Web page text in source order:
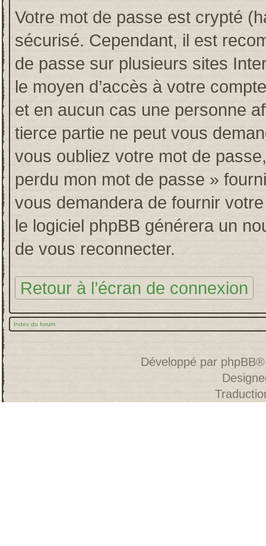
Votre mot de passe est crypté
sécurisé. Cependant, il est
de passe sur plusieurs sites
le moyen d’accès à votre
et en aucun cas une personne
tierce partie ne peut vous
vous oubliez votre mot de
perdu mon mot de passe »
vous demandera de fournir
le logiciel phpBB générera un
de vous reconnecter.
Retour à l’écran de connexion
Index du forum
Développé par phpBB®